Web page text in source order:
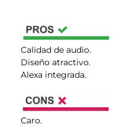
Calidad de audio.
Diseño atractivo.
Alexa integrada.
Caro.